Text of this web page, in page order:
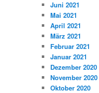
Juni 2021
Mai 2021
April 2021
März 2021
Februar 2021
Januar 2021
Dezember 2020
November 2020
Oktober 2020